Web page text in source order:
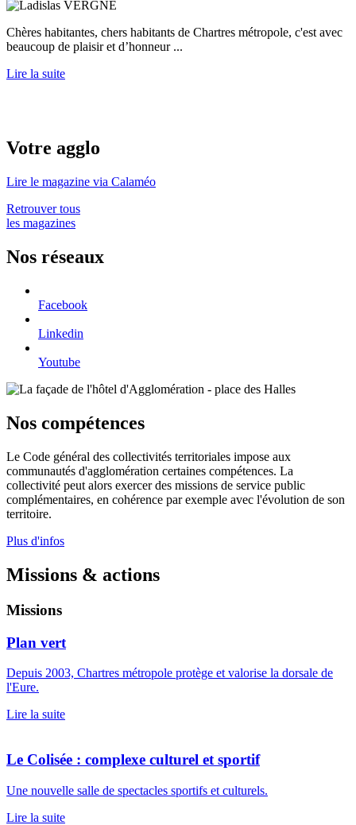
Chères habitantes, chers habitants de Chartres métropole, c'est avec
beaucoup de plaisir et d’honneur ...
Lire la suite
Votre agglo
Lire le magazine via Calaméo
Retrouver tous
les magazines
Nos réseaux
Facebook
Linkedin
Youtube
Nos compétences
Le Code général des collectivités territoriales impose aux
communautés d'agglomération certaines compétences. La
collectivité peut alors exercer des missions de service public
complémentaires, en cohérence par exemple avec l'évolution de son
territoire.
Plus d'infos
Missions & actions
Missions
Plan vert
Depuis 2003, Chartres métropole protège et valorise la dorsale de
l'Eure.
Lire la suite
Le Colisée : complexe culturel et sportif
Une nouvelle salle de spectacles sportifs et culturels.
Lire la suite